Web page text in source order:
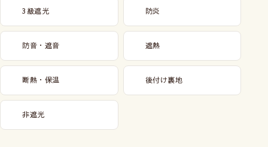
3級遮光 防炎
防音・遮音 遮熱
断熱・保温 後付け裏地
非遮光